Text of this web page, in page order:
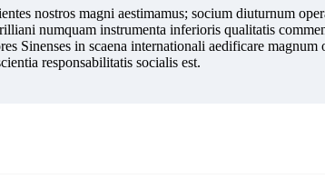
nostros magni aestimamus; socium diuturnum
numquam instrumenta inferioris qualitatis
Sinenses in scaena internationali aedificare
responsabilitatis socialis est.